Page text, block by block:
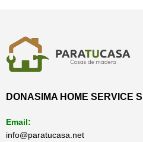
DONASIMA HOME SERVICE
Email:
info@paratucasa.net